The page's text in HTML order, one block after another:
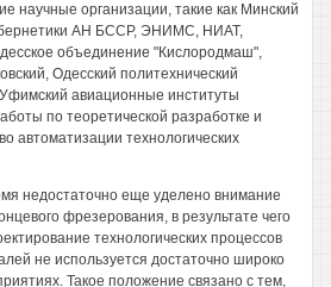
научные организации, такие как Минский
АН БССР, ЭНИМС, НИАТ,
объединение "Кислородмаш",
Одесский политехнический
авиационные институты
по теоретической разработке и
автоматизации технологических
недостаточно еще уделено внимание
фрезерования, в результате чего
технологических процессов
не используется достаточно широко
Такое положение связано с тем,